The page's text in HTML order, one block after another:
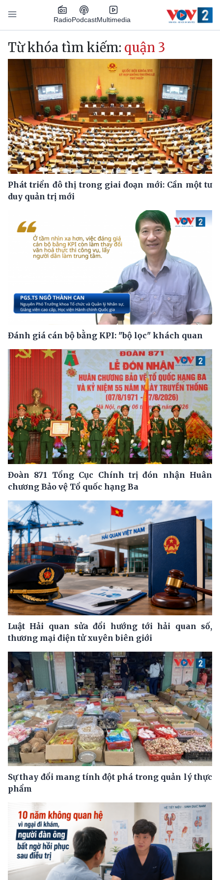
Nhảy đến nội dung
RadioPodcastMultimedia
Main navigation
Từ khóa tìm kiếm: quận 3
Phát triển đô thị trong giai đoạn mới: Cần một tư
duy quản trị mới
Đánh giá cán bộ bằng KPI: "bộ lọc" khách quan
Đoàn 871 Tổng Cục Chính trị đón nhận Huân
chương Bảo vệ Tổ quốc hạng Ba
Luật Hải quan sửa đổi hướng tới hải quan số,
thương mại điện tử xuyên biên giới
Sự thay đổi mang tính đột phá trong quản lý thực
phẩm